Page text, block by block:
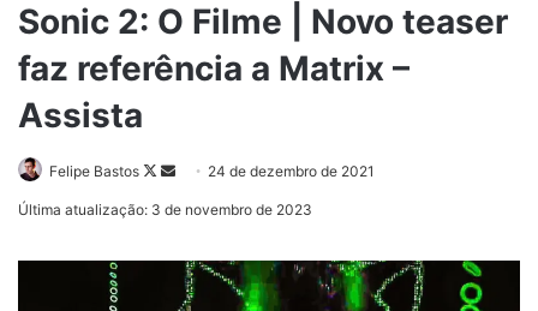
Sonic 2: O Filme | Novo teaser
faz referência a Matrix –
Assista
Felipe Bastos
Follow
Mande
mail
24 de dezembro de 2021
Última atualização: 3 de novembro de 2023